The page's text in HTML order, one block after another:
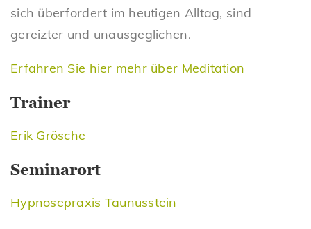
sich überfordert im heutigen Alltag, sind
gereizter und unausgeglichen.
Erfahren Sie hier mehr über Meditation
Trainer
Erik Grösche
Seminarort
Hypnosepraxis Taunusstein